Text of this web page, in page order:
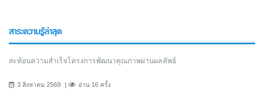
สาระความรู้ล่าสุด
สะท้อนความสำเร็จโครงการพัฒนาคุณภาพผ่านผลลัพธ์
3 สิงหาคม 2569 อ่าน 16 ครั้ง